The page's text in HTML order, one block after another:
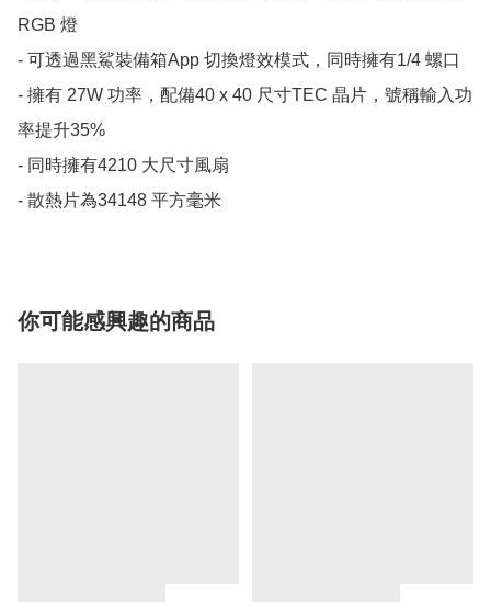
RGB 燈
- 可透過黑鯊裝備箱App 切換燈效模式，同時擁有1/4 螺口
- 擁有 27W 功率，配備40 x 40 尺寸TEC 晶片，號稱輸入功
率提升35%
- 同時擁有4210 大尺寸風扇
- 散熱片為34148 平方毫米
你可能感興趣的商品